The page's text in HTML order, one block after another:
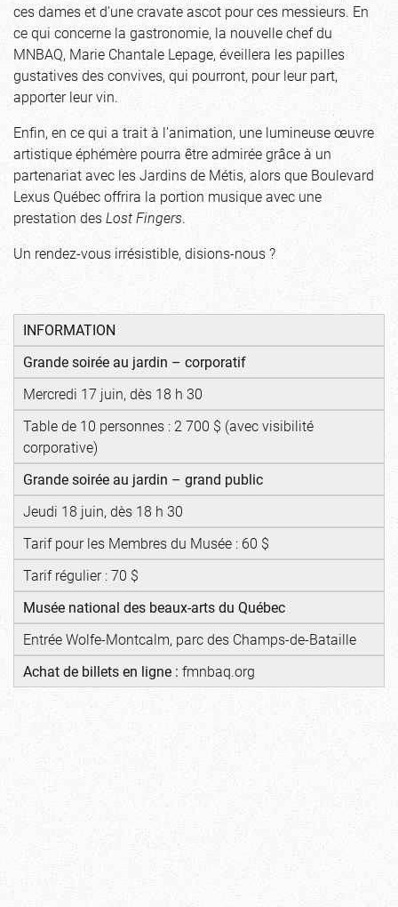
ces dames et d’une cravate ascot pour ces messieurs. En
ce qui concerne la gastronomie, la nouvelle chef du
MNBAQ, Marie Chantale Lepage, éveillera les papilles
gustatives des convives, qui pourront, pour leur part,
apporter leur vin.
Enfin, en ce qui a trait à l’animation, une lumineuse œuvre
artistique éphémère pourra être admirée grâce à un
partenariat avec les Jardins de Métis, alors que Boulevard
Lexus Québec offrira la portion musique avec une
prestation desLost Fingers.
Un rendez-vous irrésistible, disions-nous ?
INFORMATION
Grande soirée au jardin – corporatif
Mercredi 17 juin, dès 18 h 30
Table de 10 personnes : 2 700 $ (avec visibilité
corporative)
Grande soirée au jardin – grand public
Jeudi 18 juin, dès 18 h 30
Tarif pour les Membres du Musée : 60 $
Tarif régulier : 70 $
Musée national des beaux-arts du Québec
Entrée Wolfe-Montcalm, parc des Champs-de-Bataille
Achat de billets en ligne : fmnbaq.org